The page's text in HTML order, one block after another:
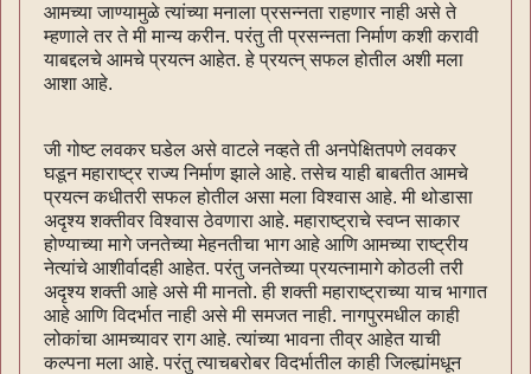
आमच्या जाण्यामुळे त्यांच्या मनाला प्रसन्नता राहणार नाही असे ते
म्हणाले तर ते मी मान्य करीन. परंतु ती प्रसन्नता निर्माण कशी करावी
याबद्दलचे आमचे प्रयत्‍न आहेत. हे प्रयत्न् सफल होतील अशी मला
आशा आहे.
जी गोष्ट लवकर घडेल असे वाटले नव्हते ती अनपेक्षितपणे लवकर
घडून महाराष्ट्र राज्य निर्माण झाले आहे. तसेच याही बाबतीत आमचे
प्रयत्‍न कधीतरी सफल होतील असा मला विश्वास आहे. मी थोडासा
अदृश्य शक्तीवर विश्वास ठेवणारा आहे. महाराष्ट्राचे स्वप्न साकार
होण्याच्या मागे जनतेच्या मेहनतीचा भाग आहे आणि आमच्या राष्ट्रीय
नेत्यांचे आशीर्वादही आहेत. परंतु जनतेच्या प्रयत्‍नामागे कोठली तरी
अदृश्य शक्ती आहे असे मी मानतो. ही शक्ती महाराष्ट्राच्या याच भागात
आहे आणि विदर्भात नाही असे मी समजत नाही. नागपुरमधील काही
लोकांचा आमच्यावर राग आहे. त्यांच्या भावना तीव्र आहेत याची
कल्पना मला आहे. परंतु त्याचबरोबर विदर्भातील काही जिल्ह्यांमधून